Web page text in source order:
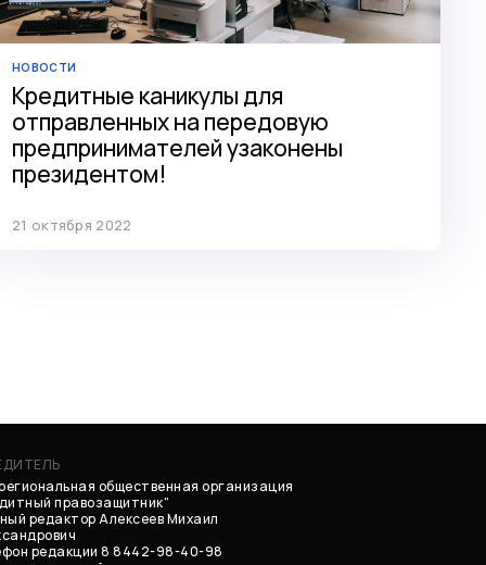
НОВОСТИ
Кредитные каникулы для
отправленных на передовую
предпринимателей узаконены
президентом!
21 октября 2022
общественная организация
правозащитник"
редактор Алексеев Михаил
редакции 8 8442-98-40-98